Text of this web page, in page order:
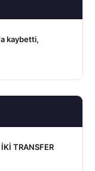
kaybetti,
TRANSFER